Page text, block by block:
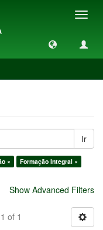
Ir
×
Formação Integral ×
Show Advanced Filters
of 1